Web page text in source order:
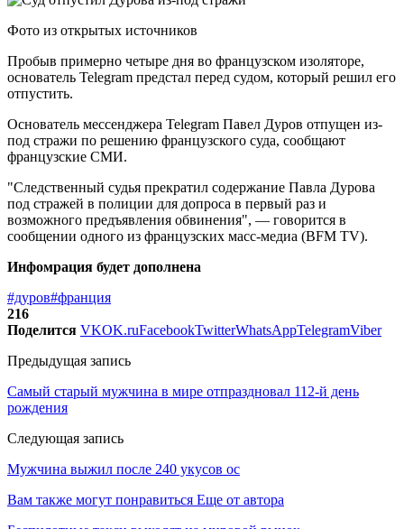
Фото из открытых источников
Пробыв примерно четыре дня во французском изоляторе,
основатель Telegram предстал перед судом, который решил его
отпустить.
Основатель мессенджера Telegram Павел Дуров отпущен из-
под стражи по решению французского суда, сообщают
французские СМИ.
"Следственный судья прекратил содержание Павла Дурова
под стражей в полиции для допроса в первый раз и
возможного предъявления обвинения", — говорится в
сообщении одного из французских масс-медиа (BFM TV).
Инфомрация будет дополнена
#дуров#франция
216
Поделится VKOK.ruFacebookTwitterWhatsAppTelegramViber
Предыдущая запись
Самый старый мужчина в мире отпраздновал 112-й день
рождения
Следующая запись
Мужчина выжил после 240 укусов ос
Вам также могут понравиться Еще от автора